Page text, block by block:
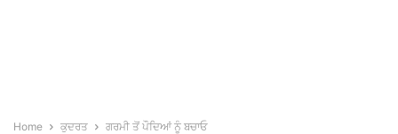
Home ਕੁਦਰਤ ਗਰਮੀ ਤੋਂ ਪੌਦਿਆਂ ਨੂੰ ਬਚਾਓ